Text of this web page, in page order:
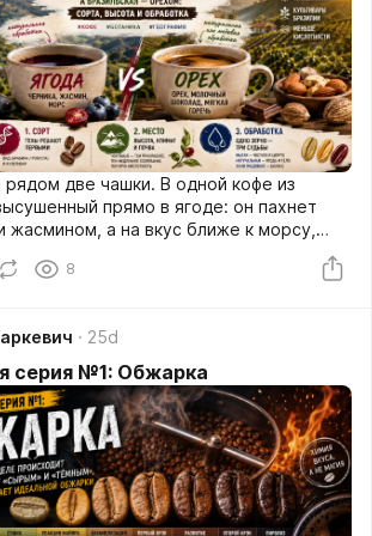
рядом две чашки. В одной кофе из
прямо в ягоде: он пахнет
жасмином, а на вкус ближе к морсу,
что многие привыкли называть кофе. В
из Бразилии: орех, молочный
рода, оба, допустим, обжарены
до средней степени. Откуда
пропасть во вкусе?
8
25d
серия №1: Обжарка